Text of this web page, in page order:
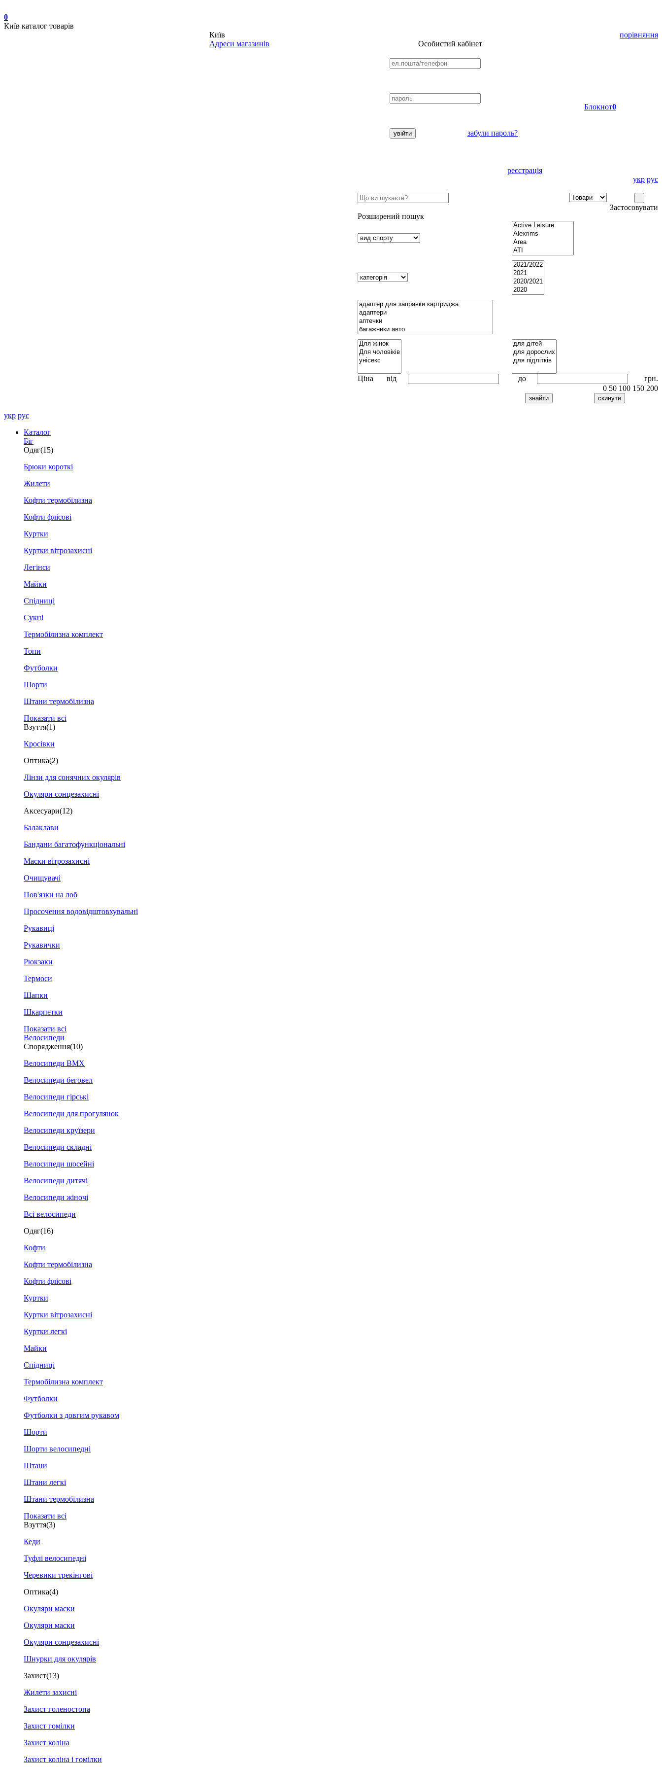
0
Київ каталог товарів
Київ
Адреси магазинів
порівняння
Особистий кабінет
забули пароль?
реєстрація
Блокнот0
укр рус
Застосовувати
Розширений пошук
Ціна від до
грн.
0 50 100 150 200
укр рус
Каталог
Біг
Одяг(15)
Брюки короткі
Жилети
Кофти термобілизна
Кофти флісові
Куртки
Куртки вітрозахисні
Легінси
Майки
Спідниці
Сукні
Термобілизна комплект
Топи
Футболки
Шорти
Штани термобілизна
Показати всі
Взуття(1)
Кросівки
Оптика(2)
Лінзи для сонячних окулярів
Окуляри сонцезахисні
Аксесуари(12)
Балаклави
Бандани багатофункціональні
Маски вітрозахисні
Очищувачі
Пов'язки на лоб
Просочення водовідштовхувальні
Рукавиці
Рукавички
Рюкзаки
Термоси
Шапки
Шкарпетки
Показати всі
Велосипеди
Спорядження(10)
Велосипеди BMX
Велосипеди беговел
Велосипеди гірські
Велосипеди для прогулянок
Велосипеди круїзери
Велосипеди складні
Велосипеди шосейні
Велосипеди дитячі
Велосипеди жіночі
Всі велосипеди
Одяг(16)
Кофти
Кофти термобілизна
Кофти флісові
Куртки
Куртки вітрозахисні
Куртки легкі
Майки
Спідниці
Термобілизна комплект
Футболки
Футболки з довгим рукавом
Шорти
Шорти велосипедні
Штани
Штани легкі
Штани термобілизна
Показати всі
Взуття(3)
Кеди
Туфлі велосипедні
Черевики трекінгові
Оптика(4)
Окуляри маски
Окуляри маски
Окуляри сонцезахисні
Шнурки для окулярів
Захист(13)
Жилети захисні
Захист голеностопа
Захист гомілки
Захист коліна
Захист коліна і гомілки